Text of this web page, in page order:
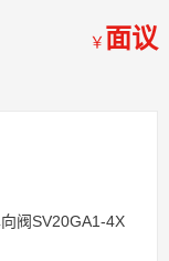
￥ 面议